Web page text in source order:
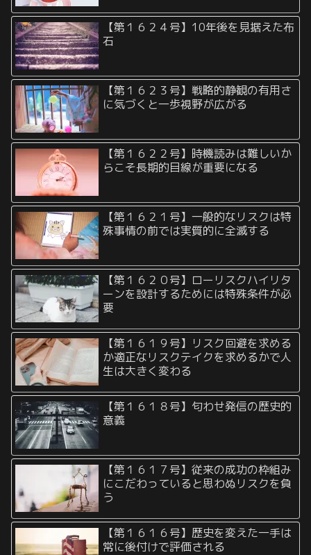
【第１６２４号】10年後を見据えた布
石
【第１６２３号】戦略的静観の有用さ
に気づくと一歩視野が広がる
【第１６２２号】時機読みは難しいか
らこそ長期的目線が重要になる
【第１６２１号】一般的なリスクは特
殊事情の前では実質的に全滅する
【第１６２０号】ローリスクハイリタ
ーンを設計するためには特殊条件が必
要
【第１６１９号】リスク回避を求める
か適正なリスクテイクを求めるかで人
生は大きく変わる
【第１６１８号】匂わせ発信の歴史的
意義
【第１６１７号】従来の成功の枠組み
にこだわっていると思わぬリスクを負
う
【第１６１６号】歴史を変えた一手は
常に後付けで評価される